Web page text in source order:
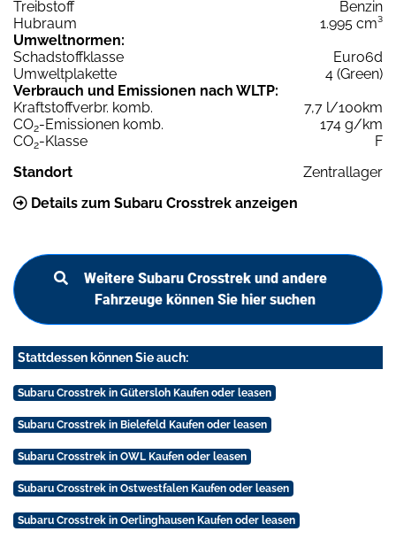
Treibstoff
Benzin
Hubraum
1.995 cm³
Umweltnormen:
Schadstoffklasse
Euro6d
Umweltplakette
4 (Green)
Verbrauch und Emissionen nach WLTP:
Kraftstoffverbr. komb.
7,7 l/100km
CO2-Emissionen komb.
174 g/km
CO2-Klasse
F
Standort
Zentrallager
Details zum Subaru Crosstrek anzeigen
Weitere Subaru Crosstrek und andere
Fahrzeuge können Sie hier suchen
Stattdessen können Sie auch:
Subaru Crosstrek in Gütersloh Kaufen oder leasen
Subaru Crosstrek in Bielefeld Kaufen oder leasen
Subaru Crosstrek in OWL Kaufen oder leasen
Subaru Crosstrek in Ostwestfalen Kaufen oder leasen
Subaru Crosstrek in Oerlinghausen Kaufen oder leasen